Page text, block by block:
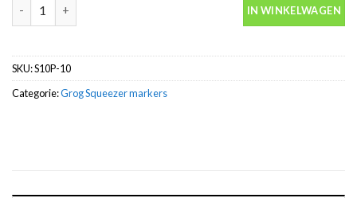
IN WINKELWAGEN
SKU:S10P-10
Categorie:Grog Squeezer markers